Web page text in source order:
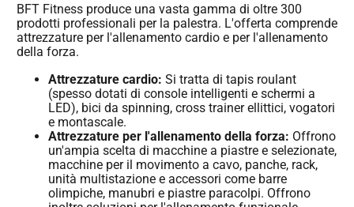
BFT Fitness produce una vasta gamma di oltre 300
prodotti professionali per la palestra. L'offerta comprende
attrezzature per l'allenamento cardio e per l'allenamento
della forza.
Attrezzature cardio: Si tratta di tapis roulant
(spesso dotati di console intelligenti e schermi a
LED), bici da spinning, cross trainer ellittici, vogatori
e montascale.
Attrezzature per l'allenamento della forza: Offrono
un'ampia scelta di macchine a piastre e selezionate,
macchine per il movimento a cavo, panche, rack,
unità multistazione e accessori come barre
olimpiche, manubri e piastre paracolpi. Offrono